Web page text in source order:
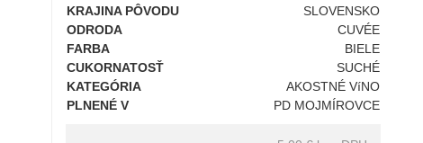
KRAJINA PÔVODU
SLOVENSKO
ODRODA
CUVÉE
FARBA
BIELE
CUKORNATOSŤ
SUCHÉ
KATEGÓRIA
AKOSTNÉ VíNO
PLNENÉ V
PD MOJMÍROVCE